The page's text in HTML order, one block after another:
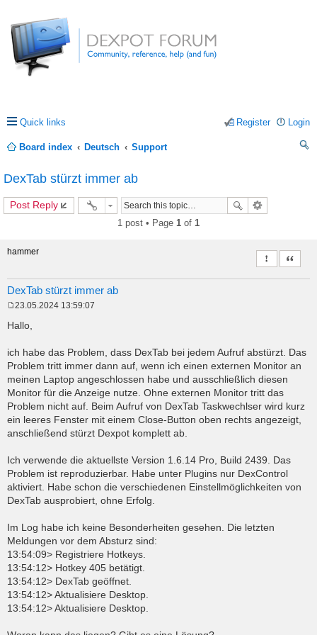
Quick links Login
Register
Board index Deutsch
Support
DexTab stürzt immer ab
Post Reply
1 post • Page 1 of 1
hammer
DexTab stürzt immer ab
Report this
Quote
o
23.05.2024 13:59:07
Hallo,
ich habe das Problem, dass DexTab bei jedem Aufruf abstürzt. Das
Problem tritt immer dann auf, wenn ich einen externen Monitor an
meinen Laptop angeschlossen habe und ausschließlich diesen
Monitor für die Anzeige nutze. Ohne externen Monitor tritt das
Problem nicht auf. Beim Aufruf von DexTab Taskwechlser wird kurz
ein leeres Fenster mit einem Close-Button oben rechts angezeigt,
anschließend stürzt Dexpot komplett ab.
Ich verwende die aktuellste Version 1.6.14 Pro, Build 2439. Das
Problem ist reproduzierbar. Habe unter Plugins nur DexControl
aktiviert. Habe schon die verschiedenen Einstellmöglichkeiten von
DexTab ausprobiert, ohne Erfolg.
Im Log habe ich keine Besonderheiten gesehen. Die letzten
Meldungen vor dem Absturz sind:
13:54:09> Registriere Hotkeys.
13:54:12> Hotkey 405 betätigt.
13:54:12> DexTab geöffnet.
13:54:12> Aktualisiere Desktop.
13:54:12> Aktualisiere Desktop.